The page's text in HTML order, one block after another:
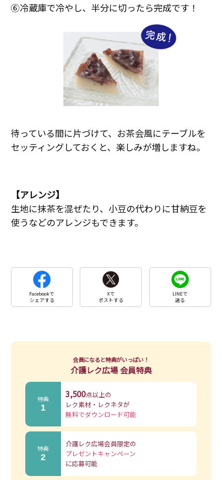
⑥冷蔵庫で冷やし、半分に切ったら完成です！
待っている間に片づけて、お茶会風にテーブルを
セッティングしておくと、楽しみが増しますね。
【アレンジ】
生地に抹茶を混ぜたり、小豆の代わりに甘納豆を
使うなどのアレンジもできます。
Facebookで
シェアする
Xで
ポストする
LINEで
送る
会員になると特典がいっぱい！
介護レク広場 会員特典
特典
1
3,500点以上の
レク素材・レクネタが
無料でダウンロード可能
特典
2
介護レク広場会員限定の
プレゼントキャンペーン
に応募可能